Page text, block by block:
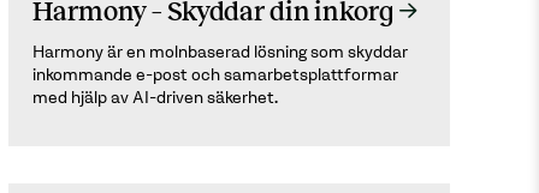
Harmony – Skyddar din inkorg
Harmony är en molnbaserad lösning som skyddar
inkommande e-post och samarbetsplattformar
med hjälp av AI-driven säkerhet.